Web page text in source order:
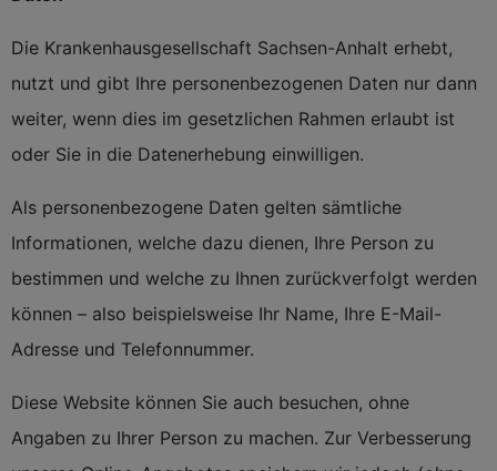
Die Krankenhausgesellschaft Sachsen-Anhalt erhebt,
nutzt und gibt Ihre personenbezogenen Daten nur dann
weiter, wenn dies im gesetzlichen Rahmen erlaubt ist
oder Sie in die Datenerhebung einwilligen.
Als personenbezogene Daten gelten sämtliche
Informationen, welche dazu dienen, Ihre Person zu
bestimmen und welche zu Ihnen zurückverfolgt werden
können – also beispielsweise Ihr Name, Ihre E-Mail-
Adresse und Telefonnummer.
Diese Website können Sie auch besuchen, ohne
Angaben zu Ihrer Person zu machen. Zur Verbesserung